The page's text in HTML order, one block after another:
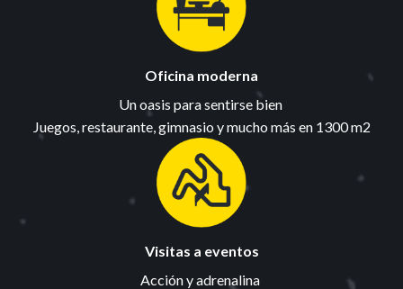
Oficina moderna
Un oasis para sentirse bien
Juegos, restaurante, gimnasio y mucho más en 1300 m2
Visitas a eventos
Acción y adrenalina